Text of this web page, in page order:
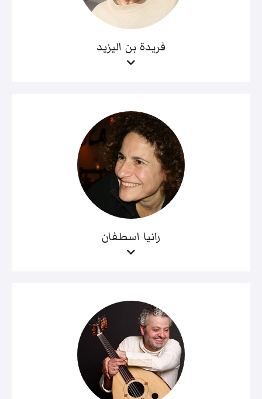
فريدة بن اليزيد
رانيا اسطفان